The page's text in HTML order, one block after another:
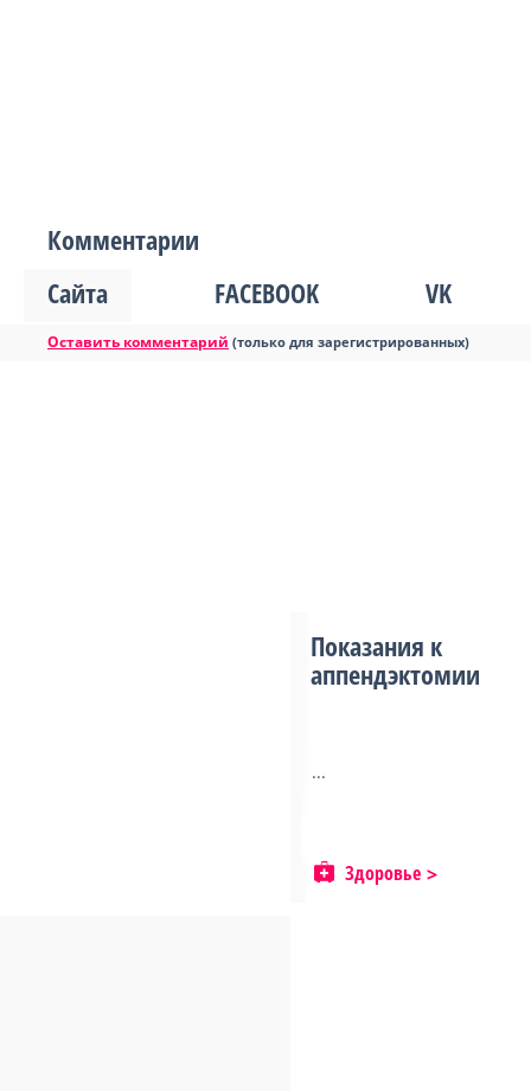
Комментарии
Сайта
FACEBOOK VK
Оставить комментарий (только для зарегистрированных)
Показания к
аппендэктомии
...
Здоровье